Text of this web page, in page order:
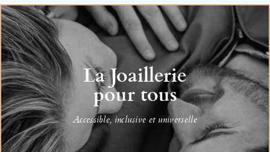
La Joaillerie
pour tous
Accessible, inclusive et universelle